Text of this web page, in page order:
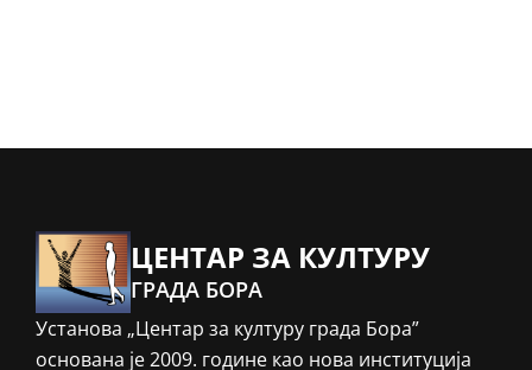
ЦЕНТАР ЗА КУЛТУРУ
ГРАДА БОРА
Установа „Центар за културу града Бора”
основана је 2009. године као нова институција